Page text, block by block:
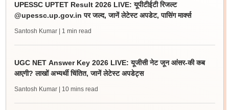
UPESSC UPTET Result 2026 LIVE: यूपीटीईटी रिजल्ट
@upessc.up.gov.in पर जल्द, जानें लेटेस्ट अपडेट, पासिंग मार्क्स
Santosh Kumar | 1 min read
UGC NET Answer Key 2026 LIVE: यूजीसी नेट जून आंसर-की कब
आएगी? लाखों अभ्यर्थी चिंतित, जानें लेटेस्ट अपडेट्स
Santosh Kumar | 10 mins read